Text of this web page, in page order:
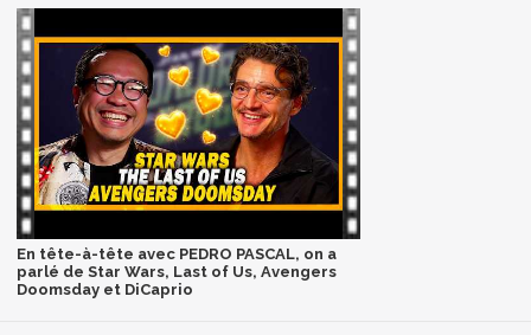
En tête-à-tête avec PEDRO PASCAL, on a
parlé de Star Wars, Last of Us, Avengers
Doomsday et DiCaprio